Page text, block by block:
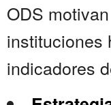
ODS
instituciones
indicadores